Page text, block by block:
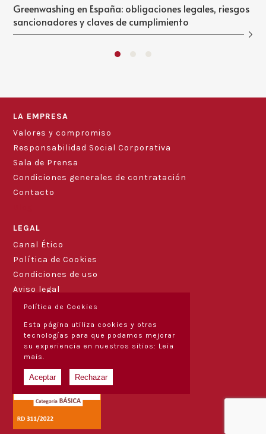
Greenwashing en España: obligaciones legales, riesgos
sancionadores y claves de cumplimiento
LA EMPRESA
Valores y compromiso
Responsabilidad Social Corporativa
Sala de Prensa
Condiciones generales de contratación
Contacto
LEGAL
Canal Ético
Política de Cookies
Condiciones de uso
Aviso legal
Política de Cookies
Esta página utiliza cookies y otras
tecnologías para que podamos mejorar
su experiencia en nuestros sitios: Leia
mais.
Aceptar Rechazar